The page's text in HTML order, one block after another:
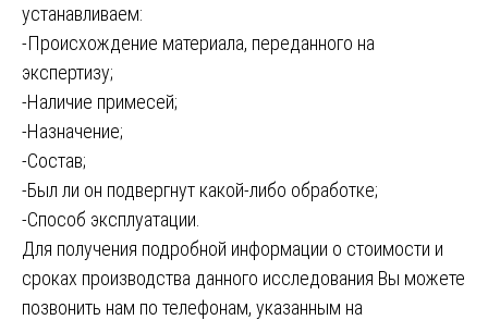
устанавливаем:
-Происхождение материала, переданного на
экспертизу;
-Наличие примесей;
-Назначение;
-Состав;
-Был ли он подвергнут какой-либо обработке;
-Способ эксплуатации.
Для получения подробной информации о стоимости и
сроках производства данного исследования Вы можете
позвонить нам по телефонам, указанным на